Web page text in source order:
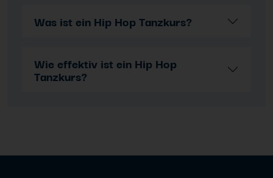
Was ist ein Hip Hop Tanzkurs?
Wie effektiv ist ein Hip Hop
Tanzkurs?